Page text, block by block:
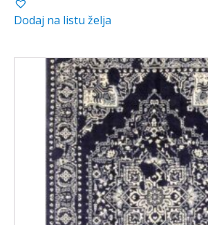
Dodaj na listu želja